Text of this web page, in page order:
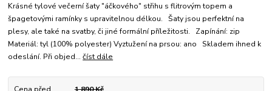
Krásné tylové večerní šaty "áčkového" střihu s flitrovým topem a
špagetovými ramínky s upravitelnou délkou. Šaty jsou perfektní na
plesy, ale také na svatby, či jiné formální příležitosti. Zapínání: zip
Materiál: tyl (100% polyester) Vyztužení na prsou: ano Skladem ihned k
odeslání. Při objed...číst dále